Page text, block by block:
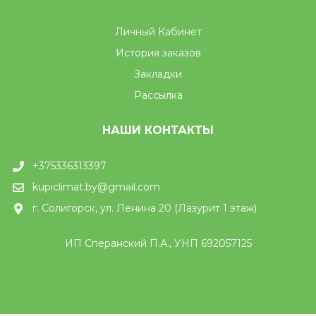
Личный Кабинет
История заказов
Закладки
Рассылка
НАШИ КОНТАКТЫ
+375336313397
kupiclimat.by@gmail.com
г. Солигорск, ул. Ленина 20 (Лазурит 1 этаж)
ИП Сперанский П.А., УНП 692057125